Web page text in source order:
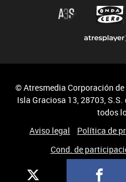
© Atresmedia Corporación de
Isla Graciosa 13, 28703,
todos
Aviso legal
Política de
Cond. de